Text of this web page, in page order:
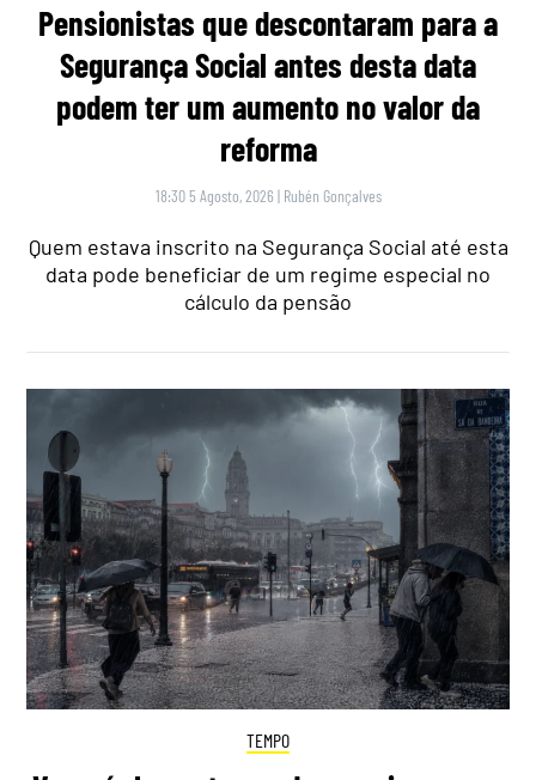
Pensionistas que descontaram para a
Segurança Social antes desta data
podem ter um aumento no valor da
reforma
18:30 5 Agosto, 2026 | Rubén Gonçalves
Quem estava inscrito na Segurança Social até esta
data pode beneficiar de um regime especial no
cálculo da pensão
TEMPO